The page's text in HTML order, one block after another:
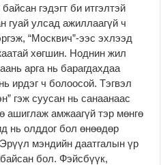
гэдэгт би итгэлтэй
гуай улсад ажиллаагүй ч
“Москвич”-ээс эхлээд
хөгшин. Ноднин жил
арга нь барагдахдаа
ирдэг ч болоосой. Тэгвэл
гэж суусан нь санаанаас
ашиглаж амжаагүй тэр мөнгө
нь олддог бол өнөөдөр
мэндийн даатгалын үр
бол. Фэйсбүүк,